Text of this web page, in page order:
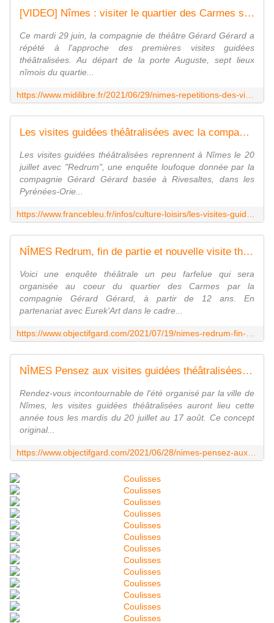
[VIDEO] Nîmes : visiter le quartier des Carmes sur les traces d'un meurtre
Ce mardi 29 juin, la compagnie de théâtre Gérard Gérard a
répété à l'approche des premières visites guidées
théâtralisées. Au départ de la porte Auguste, sept lieux
nîmois du quartie...
Les visites guidées théâtralisées avec la compagnie Gérard Gérard reprennent à Nîmes cet été
Les visites guidées théâtralisées reprennent à Nîmes le 20
juillet avec "Redrum", une enquête loufoque donnée par la
compagnie Gérard Gérard basée à Rivesaltes, dans les
Pyrénées-Orie...
NÎMES Redrum, fin de partie et nouvelle visite théâtralisée - Objectif Gard
Voici une enquête théâtrale un peu farfelue qui sera
organisée au coeur du quartier des Carmes par la
compagnie Gérard Gérard, à partir de 12 ans. En
partenariat avec Eurek'Art dans le cadre...
NÎMES Pensez aux visites guidées théâtralisées - Objectif Gard
Rendez-vous incontournable de l'été organisé par la ville de
Nîmes, les visites guidées théâtralisées auront lieu cette
année tous les mardis du 20 juillet au 17 août. Ce concept
original...